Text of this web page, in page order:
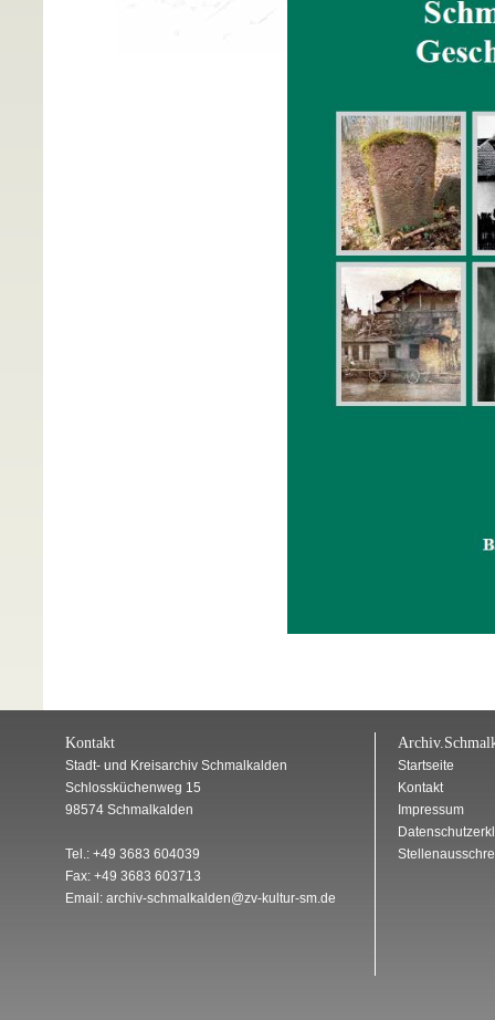
Kontakt
Stadt- und Kreisarchiv Schmalkalden
Schlossküchenweg 15
98574 Schmalkalden
Tel.: +49 3683 604039
Fax: +49 3683 603713
Email: archiv-schmalkalden@zv-kultur-sm.de
Startseite
Kontakt
Impressum